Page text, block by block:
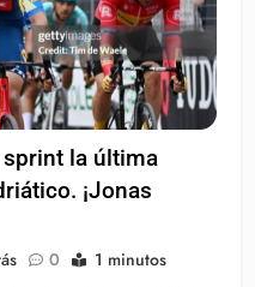
la última
¡Jonas
0 1 minutos